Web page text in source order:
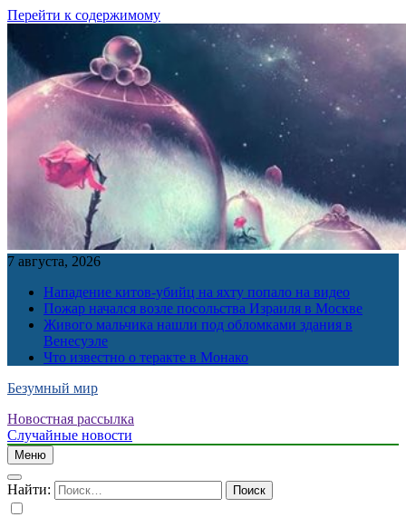
Перейти к содержимому
7 августа, 2026
Нападение китов-убийц на яхту попало на видео
Пожар начался возле посольства Израиля в Москве
Живого мальчика нашли под обломками здания в
Венесуэле
Что известно о теракте в Монако
Безумный мир
Новостная рассылка
Случайные новости
Меню
Найти: